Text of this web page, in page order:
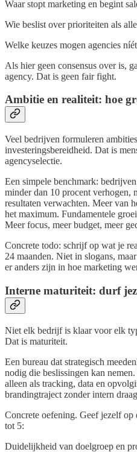
Waar stopt marketing en begint
Wie beslist over prioriteiten als
Welke keuzes mogen agencies
Als hier geen consensus over is,
agency. Dat is geen fair fight.
Ambitie en realiteit: hoe
Veel bedrijven formuleren
investeringsbereidheid. Dat is
agencyselectie.
Een simpele benchmark:
minder dan 10 procent verhogen,
resultaten verwachten. Meer van
het maximum. Fundamentele
Meer focus, meer budget, meer
Concrete todo: schrijf op wat je
24 maanden. Niet in slogans,
er anders zijn in hoe marketing
Interne maturiteit: durf
Niet elk bedrijf is klaar voor elk
Dat is maturiteit.
Een bureau dat strategisch
nodig die beslissingen kan
alleen als tracking, data en
brandingtraject zonder intern
Concrete oefening. Geef jezelf op
tot 5:
Duidelijkheid van doelgroep en